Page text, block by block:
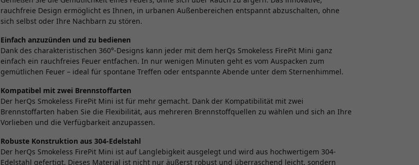
rauchfreie Design ermöglicht es Ihnen, in urbanen Außenbereichen entspannt abzuschalten, ohne
sich selbst oder Ihre Nachbarn zu stören.
Einfach anzuzünden und zu bedienen
Dank des charakteristischen 360°-Designs kann jeder mit dem herQs Smokeless FirePit Mini ganz
einfach ein rauchfreies Feuer entfachen. In nur wenigen Minuten geht es vom Auspacken zum
gemütlichen Feuer – ideal für spontane Treffen oder entspannte Abende unter dem Sternenhimmel.
Kompatibel mit zwei Brennstoffarten
Der herQs Smokeless FirePit Mini ist für mehr gemacht. Dank der Kompatibilität mit zwei
Brennstoffarten haben Sie die Flexibilität, aus mehreren Brennstoffquellen zu wählen und sich an Ihre
Vorlieben und die Verfügbarkeit anzupassen.
Robuste Konstruktion aus 304-Edelstahl
Der herQs Smokeless FirePit Mini ist auf Langlebigkeit ausgelegt und wird aus hochwertigem 304-
Edelstahl gefertigt. Dieses Material ist nicht nur äußerst robust und überraschend leicht, sondern